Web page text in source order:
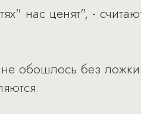
нас ценят", -
не обошлось без